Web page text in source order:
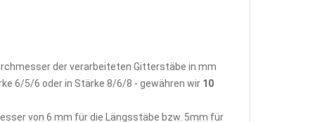
der verarbeiteten Gitterstäbe in mm
6/5/6 oder in Stärke 8/6/8 - gewähren wir 10
von 6 mm für die Längsstäbe bzw. 5mm für